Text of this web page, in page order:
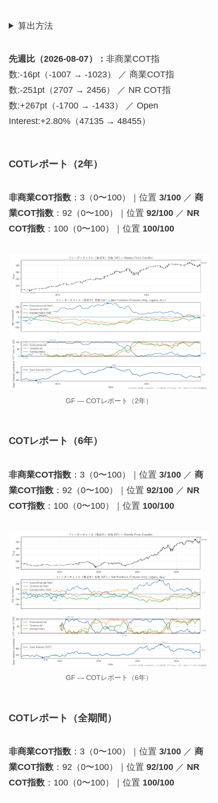
算出方法
先週比（2026-08-07）： 非商業COT指
数:-16pt（-1007 → -1023） ／ 商業COT指
数:-251pt（2707 → 2456） ／ NR COT指
数:+267pt（-1700 → -1433） ／ Open
Interest:+2.80%（47135 → 48455）
COTレポート（2年）
非商業COT指数：3（0〜100）｜位置 3/100／ 商
業COT指数：92（0〜100）｜位置 92/100／ NR
COT指数：100（0〜100）｜位置 100/100
GF — COTレポート（2年）
COTレポート（6年）
非商業COT指数：3（0〜100）｜位置 3/100／ 商
業COT指数：92（0〜100）｜位置 92/100／ NR
COT指数：100（0〜100）｜位置 100/100
GF — COTレポート（6年）
COTレポート（全期間）
非商業COT指数：3（0〜100）｜位置 3/100／ 商
業COT指数：92（0〜100）｜位置 92/100／ NR
COT指数：100（0〜100）｜位置 100/100